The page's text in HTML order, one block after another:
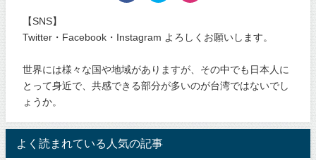
【SNS】
Twitter・Facebook・Instagram よろしくお願いします。
世界には様々な国や地域がありますが、その中でも日本人に
とって身近で、共感できる部分が多いのが台湾ではないでし
ょうか。
よく読まれている人気の記事